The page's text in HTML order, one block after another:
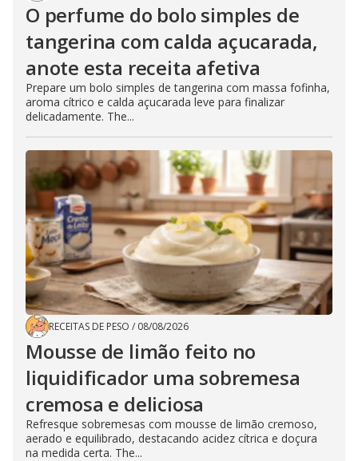
O perfume do bolo simples de
tangerina com calda açucarada,
anote esta receita afetiva
Prepare um bolo simples de tangerina com massa fofinha,
aroma cítrico e calda açucarada leve para finalizar
delicadamente. The...
RECEITAS DE PESO / 08/08/2026
Mousse de limão feito no
liquidificador uma sobremesa
cremosa e deliciosa
Refresque sobremesas com mousse de limão cremoso,
aerado e equilibrado, destacando acidez cítrica e doçura
na medida certa. The...